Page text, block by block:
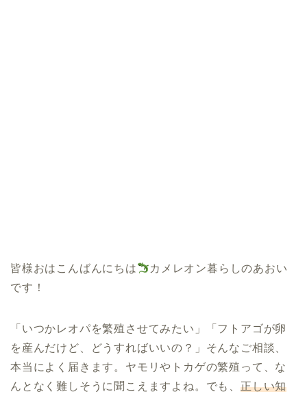
皆様おはこんばんにちは
カメレオン暮らしのあおい
です！
「いつかレオパを繁殖させてみたい」「フトアゴが卵
を産んだけど、どうすればいいの？」そんなご相談、
本当によく届きます。ヤモリやトカゲの繁殖って、な
んとなく難しそうに聞こえますよね。でも、 正しい知